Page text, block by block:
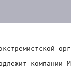
компании